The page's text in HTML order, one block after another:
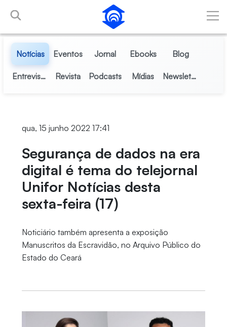
Pular para o Conteúdo principal
Notícias Eventos Jornal Ebooks Blog
Entrevistas Revista Podcasts Mídias Newsletter
qua, 15 junho 2022 17:41
Segurança de dados na era
digital é tema do telejornal
Unifor Notícias desta
sexta-feira (17)
Noticiário também apresenta a exposição
Manuscritos da Escravidão, no Arquivo Público do
Estado do Ceará